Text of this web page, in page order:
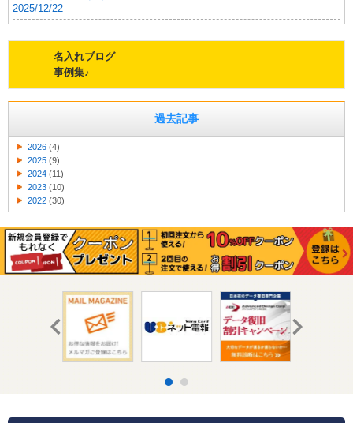
2025/12/22
名入れブログ
事例集♪
過去記事
2026 (4)
2025 (9)
2024 (11)
2023 (10)
2022 (30)